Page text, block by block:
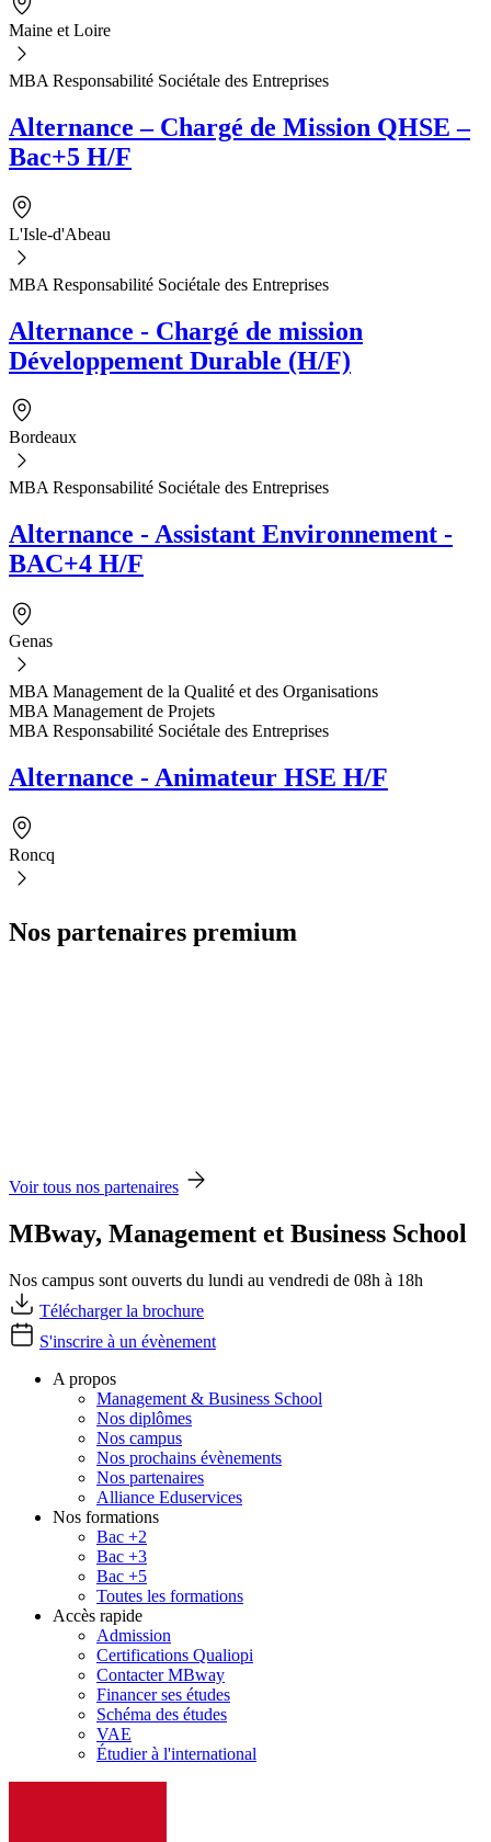
Maine et Loire
MBA Responsabilité Sociétale des Entreprises
Alternance – Chargé de Mission QHSE –
Bac+5 H/F
L'Isle-d'Abeau
MBA Responsabilité Sociétale des Entreprises
Alternance - Chargé de mission
Développement Durable (H/F)
Bordeaux
MBA Responsabilité Sociétale des Entreprises
Alternance - Assistant Environnement -
BAC+4 H/F
Genas
MBA Management de la Qualité et des Organisations
MBA Management de Projets
MBA Responsabilité Sociétale des Entreprises
Alternance - Animateur HSE H/F
Roncq
Nos partenaires premium
Voir tous nos partenaires
MBway, Management et Business School
Nos campus sont ouverts du lundi au vendredi de 08h à 18h
Télécharger la brochure
S'inscrire à un évènement
A propos
Management & Business School
Nos diplômes
Nos campus
Nos prochains évènements
Nos partenaires
Alliance Eduservices
Nos formations
Bac +2
Bac +3
Bac +5
Toutes les formations
Accès rapide
Admission
Certifications Qualiopi
Contacter MBway
Financer ses études
Schéma des études
VAE
Étudier à l'international